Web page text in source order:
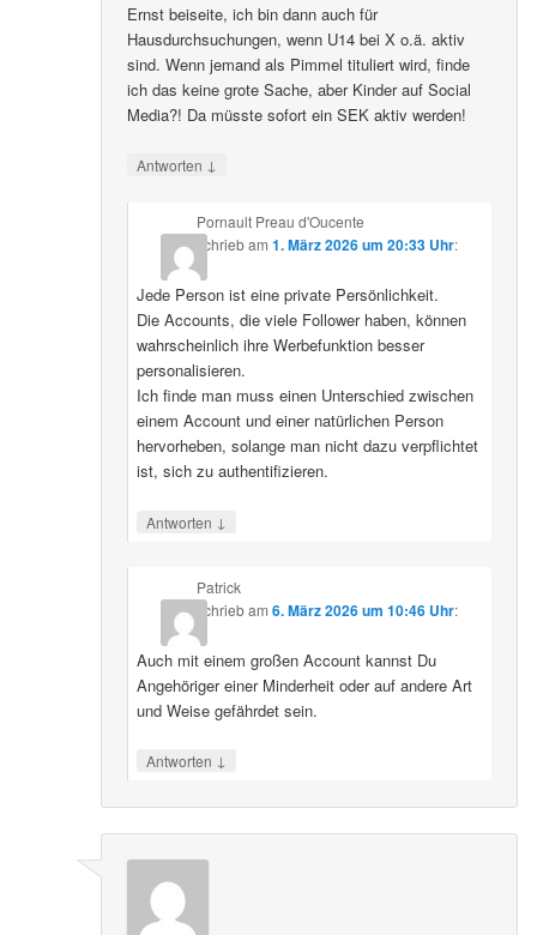
Ernst beiseite, ich bin dann auch für
Hausdurchsuchungen, wenn U14 bei X o.ä. aktiv
sind. Wenn jemand als Pimmel tituliert wird, finde
ich das keine grote Sache, aber Kinder auf Social
Media?! Da müsste sofort ein SEK aktiv werden!
Antworten ↓
Pornault Preau d'Oucente
schriebam 1. März 2026 um 20:33 Uhr:
Jede Person ist eine private Persönlichkeit.
Die Accounts, die viele Follower haben, können
wahrscheinlich ihre Werbefunktion besser
personalisieren.
Ich finde man muss einen Unterschied zwischen
einem Account und einer natürlichen Person
hervorheben, solange man nicht dazu verpflichtet
ist, sich zu authentifizieren.
Antworten ↓
Patrick
schriebam 6. März 2026 um 10:46 Uhr:
Auch mit einem großen Account kannst Du
Angehöriger einer Minderheit oder auf andere Art
und Weise gefährdet sein.
Antworten ↓